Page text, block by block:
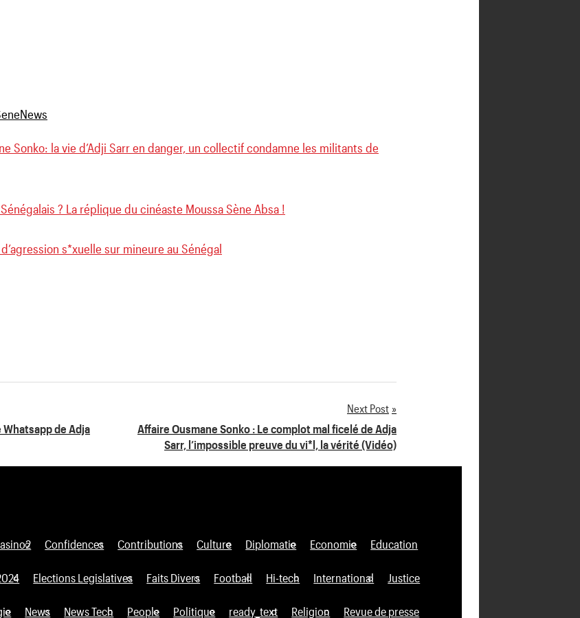
Sonko: la vie d’Adji Sarr en danger, un collectif condamne les militants de
? La réplique du cinéaste Moussa Sène Absa !
s*xuelle sur mineure au Sénégal
de Adja
Next Post
Affaire Ousmane Sonko : Le complot mal ficelé de Adja
Sarr, l’impossible preuve du vi*l, la vérité (Vidéo)
Confidences Contributions Culture Diplomatie Economie Education
Elections Legislatives Faits Divers Football Hi-tech International Justice
News News Tech People Politique ready_text Religion Revue de presse